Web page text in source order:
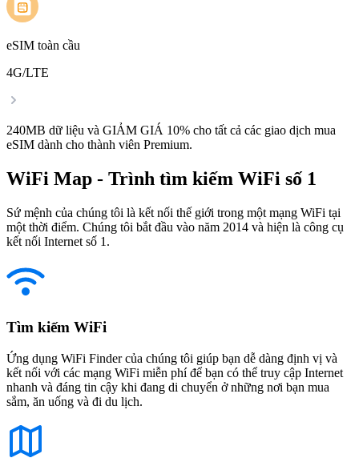
eSIM toàn cầu
4G/LTE
240MB dữ liệu và GIẢM GIÁ 10% cho tất cả các giao dịch mua
eSIM dành cho thành viên Premium.
WiFi Map - Trình tìm kiếm WiFi số 1
Sứ mệnh của chúng tôi là kết nối thế giới trong một mạng WiFi tại
một thời điểm. Chúng tôi bắt đầu vào năm 2014 và hiện là công cụ
kết nối Internet số 1.
Tìm kiếm WiFi
Ứng dụng WiFi Finder của chúng tôi giúp bạn dễ dàng định vị và
kết nối với các mạng WiFi miễn phí để bạn có thể truy cập Internet
nhanh và đáng tin cậy khi đang di chuyển ở những nơi bạn mua
sắm, ăn uống và đi du lịch.